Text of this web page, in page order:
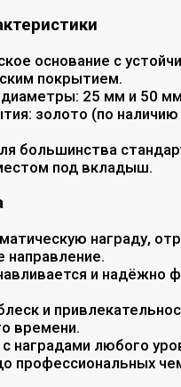
основание с
покрытием.
25 мм и 50
золото (по
большинства
под вкладыш.
награду,
направление.
и надёжно
и
времени.
наградами любого
профессиональных